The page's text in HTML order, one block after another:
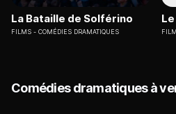
La Bataille de Solférino
FILMS COMÉDIES DRAMATIQUES
Comédies dramatiques à